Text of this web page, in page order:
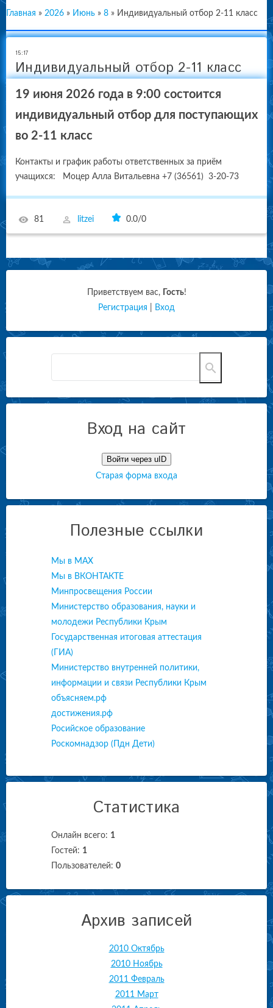
Главная » 2026 » Июнь » 8 » Индивидуальный отбор 2-11 класс
15:17
Индивидуальный отбор 2-11 класс
19 июня 2026 года в 9:00 состоится
индивидуальный отбор для поступающих
во 2-11 класс
Контакты и график работы ответственных за приём
учащихся: Моцер Алла Витальевна +7 (36561) 3-20-73
81 litzei 0.0/0
Приветствуем вас, Гость!
Регистрация
Вход
Вход на сайт
Войти через uID
Старая форма входа
Полезные ссылки
Мы в МАХ
Мы в ВКОНТАКТЕ
Минпросвещения России
Министерство образования, науки и
молодежи Республики Крым
Государственная итоговая аттестация
(ГИА)
Министерство внутренней политики,
информации и связи Республики Крым
объясняем.рф
достижения.рф
Росийское образование
Роскомнадзор (Пдн Дети)
Статистика
Онлайн всего: 1
Гостей: 1
Пользователей: 0
Архив записей
2010 Октябрь
2010 Ноябрь
2011 Февраль
2011 Март